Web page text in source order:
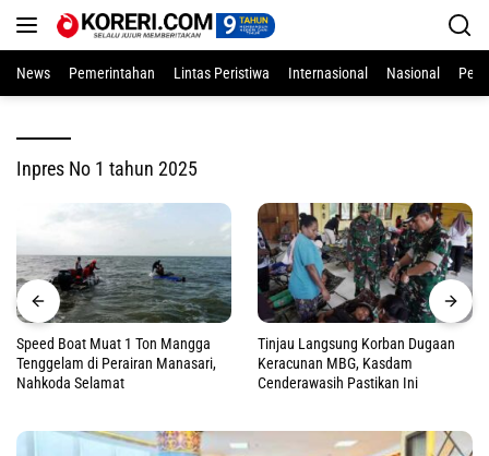
News
Pemerintahan Lintas Peristiwa Internasional Nasional
Inpres No 1 tahun 2025
Speed Boat Muat 1 Ton Mangga
Tenggelam di Perairan Manasari,
Nahkoda Selamat
Tinjau Langsung Korban Dugaan
Keracunan MBG, Kasdam
Cenderawasih Pastikan Ini